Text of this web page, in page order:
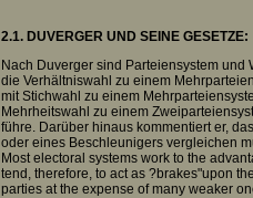
2.1. DUVERGER UND SEINE GESETZE:
Nach Duverger sind Parteiensystem
die Verhältniswahl zu einem
mit Stichwahl zu einem
Mehrheitswahl zu einem
führe. Darüber hinaus kommentiert er,
oder eines Beschleunigers vergleichen
Most electoral systems work to the
tend, therefore, to act as ?brakes"upon
parties at the expense of many weaker